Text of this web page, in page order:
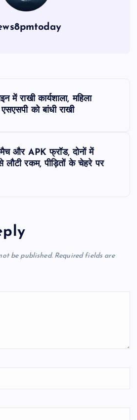
में राखी कार्यशाला, महिला
को बांधी राखी
और APK फ्रॉड, दोनों में
लौटी रकम, पीड़ितों के चेहरे पर
be published. Required fields are